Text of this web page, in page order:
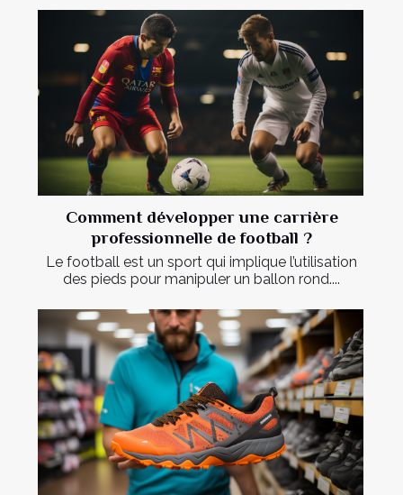
Comment développer une carrière
professionnelle de football ?
Le football est un sport qui implique l’utilisation
des pieds pour manipuler un ballon rond....